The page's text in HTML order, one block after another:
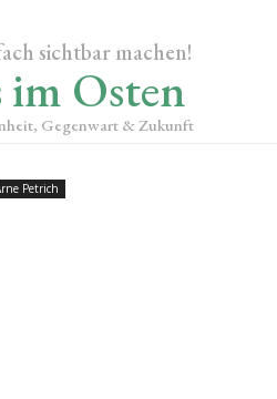
sichtbar machen!
Osten
Gegenwart & Zukunft
Petrich